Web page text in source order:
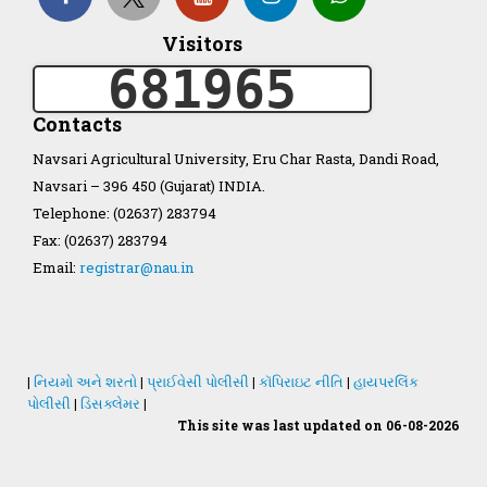
Organization Structure
ખેડુત માર્ગદર્શિકા
Accreditation Certificate
NAU Statute(Revised)
Visitors
681965
Contacts
Navsari Agricultural University, Eru Char Rasta, Dandi Road,
Navsari – 396 450 (Gujarat) INDIA.
Telephone: (02637) 283794
Fax: (02637) 283794
Email: registrar@nau.in
| નિયમો અને શરતો| પ્રાઈવેસી પોલીસી | કૉપિરાઇટ નીતિ | હાયપરલિંક
પોલીસી | ડિસક્લેમર |
This site was last updated on 06-08-2026